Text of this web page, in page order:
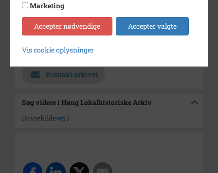
Type
Enhed
Finderup Sogn (Kalundborg
Kommune) (1000-2050)
Arkiv
Kontakt arkivet
Søg videre i Høng Lokalhistoriske Arkiv
Davrekildevej 1
Marketing
Accepter nødvendige Accepter valgte
Vis cookie oplysninger